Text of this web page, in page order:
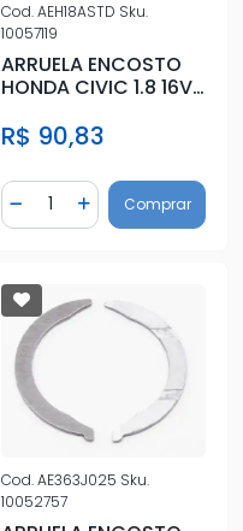
Cod.AEH18ASTD Sku.
10057119
ARRUELA ENCOSTO
HONDA CIVIC 1.8 16V
R$ 90,83
Diminuir Quantidade
Quantidade
AdicionarComprar
Cod.AE363J025 Sku.
10052757